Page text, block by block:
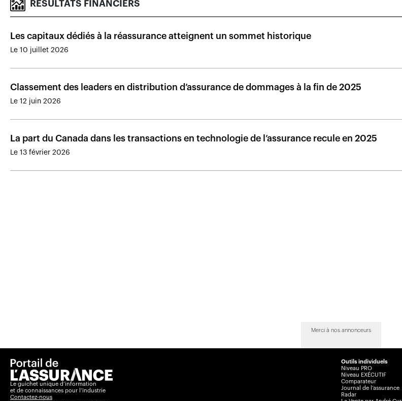
RÉSULTATS FINANCIERS
Les capitaux dédiés à la réassurance atteignent un sommet historique
Le 10 juillet 2026
Classement des leaders en distribution d’assurance de dommages à la fin de 2025
Le 12 juin 2026
La part du Canada dans les transactions en technologie de l’assurance recule en 2025
Le 13 février 2026
Merci à nos annonceurs
Le guichet unique d’information
et de connaissances pour l’industrie
Contactez-nous
Outils individuels
Niveau PRO
Niveau EXÉCUTIF
Comparateur
Journal de l’assurance
Radar